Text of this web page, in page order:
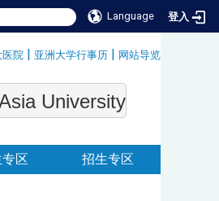
Language 登入
医院 | 亚洲大学行事历 | 网站导览
University
:::
区 招生专区